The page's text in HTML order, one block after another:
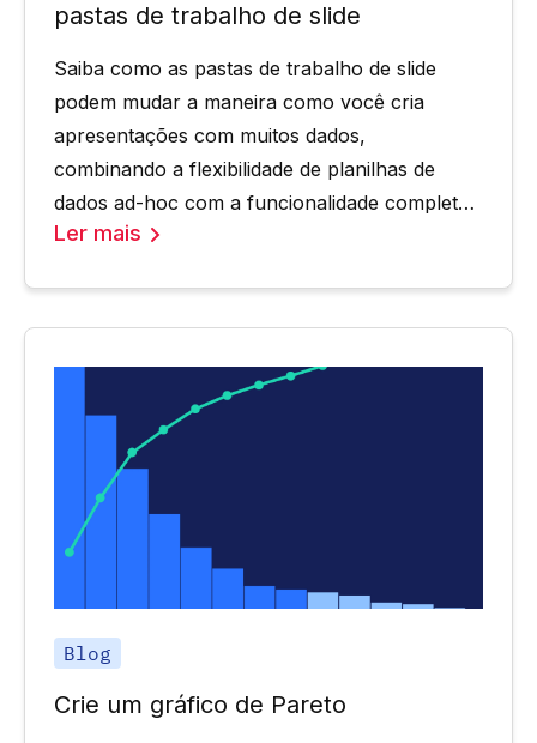
pastas de trabalho de slide
Saiba como as pastas de trabalho de slide
podem mudar a maneira como você cria
apresentações com muitos dados,
combinando a flexibilidade de planilhas de
dados ad-hoc com a funcionalidade completa
do Excel.
Ler mais
Blog
Crie um gráfico de Pareto